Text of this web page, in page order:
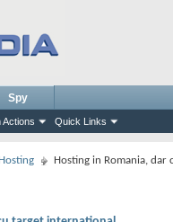
Actions Quick Links
Spy
Hosting Hosting in Romania,